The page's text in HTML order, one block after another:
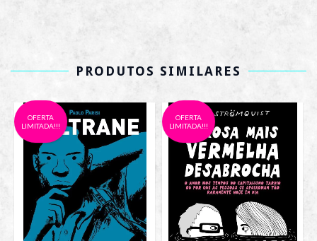
PRODUTOS SIMILARES
OFERTA
LIMITADA!!!
OFERTA
LIMITADA!!!